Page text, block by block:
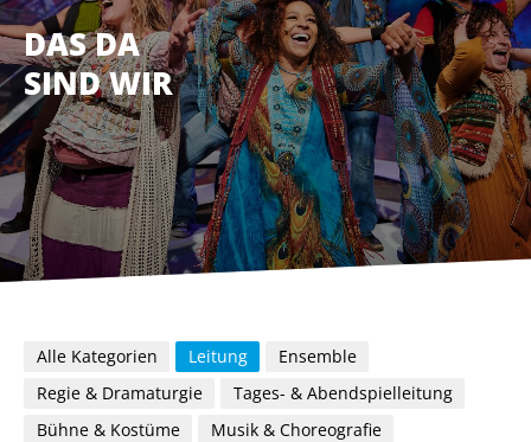
DAS DA
SIND WIR
Alle Kategorien Leitung
Ensemble
Regie & Dramaturgie
Tages- & Abendspielleitung
Bühne & Kostüme
Musik & Choreografie